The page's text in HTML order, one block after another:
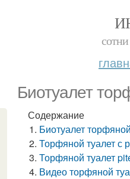
Биотуалет
Содержание
Биотуалет
Торфяной туалет с
Торфяной туалет
Видео торфяной